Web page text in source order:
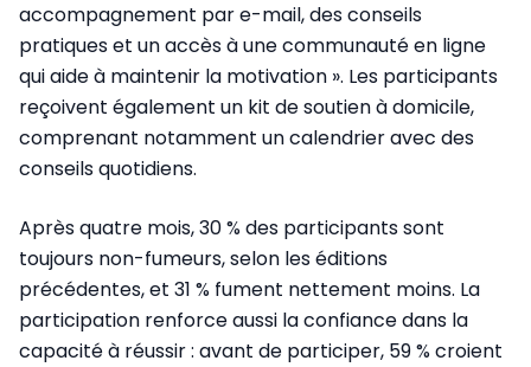
accompagnement par e-mail, des conseils
pratiques et un accès à une communauté en ligne
qui aide à maintenir la motivation ». Les participants
reçoivent également un kit de soutien à domicile,
comprenant notamment un calendrier avec des
conseils quotidiens.
Après quatre mois, 30 % des participants sont
toujours non-fumeurs, selon les éditions
précédentes, et 31 % fument nettement moins. La
participation renforce aussi la confiance dans la
capacité à réussir : avant de participer, 59 % croient